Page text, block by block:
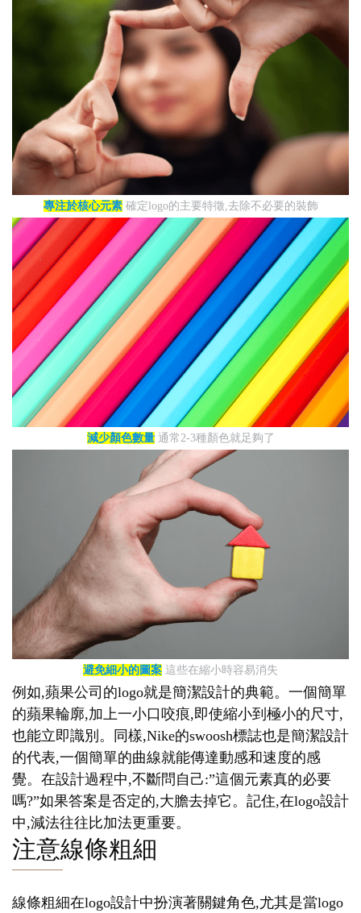
專注於核心元素確定logo的主要特徵,去除不必要的裝飾
減少顏色數量通常2-3種顏色就足夠了
避免細小的圖案 這些在縮小時容易消失
例如,蘋果公司的logo就是簡潔設計的典範。一個簡單
的蘋果輪廓,加上一小口咬痕,即使縮小到極小的尺寸,
也能立即識別。同樣,Nike的swoosh標誌也是簡潔設計
的代表,一個簡單的曲線就能傳達動感和速度的感
覺。在設計過程中,不斷問自己:”這個元素真的必要
嗎?”如果答案是否定的,大膽去掉它。記住,在logo設計
中,減法往往比加法更重要。
注意線條粗細
線條粗細在logo設計中扮演著關鍵角色,尤其是當logo